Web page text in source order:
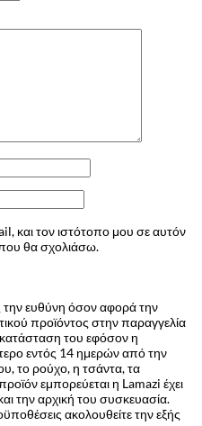
και τον ιστότοπο μου σε αυτόν
θα σχολιάσω.
την ευθύνη όσον αφορά την
προϊόντος στην παραγγελία
του εφόσον η
εντός 14 ημερών από την
το ρούχο, η τσάντα, τα
εμπορεύεται η Lamazi έχει
την αρχική του συσκευασία.
ακολουθείτε την εξής